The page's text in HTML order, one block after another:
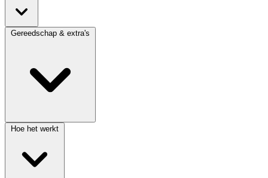
Gereedschap & extra's
Hoe het werkt